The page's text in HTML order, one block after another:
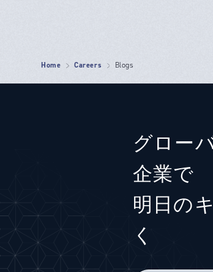
Home Careers Blogs
グロー
企業で
明日の
く